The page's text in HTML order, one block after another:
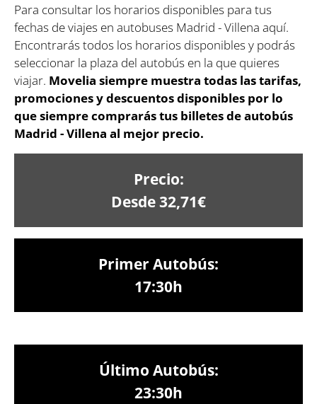
Para consultar los horarios disponibles para tus
fechas de viajes en autobuses Madrid - Villena aquí.
Encontrarás todos los horarios disponibles y podrás
seleccionar la plaza del autobús en la que quieres
viajar. Movelia siempre muestra todas las tarifas,
promociones y descuentos disponibles por lo
que siempre comprarás tus billetes de autobús
Madrid - Villena al mejor precio.
Precio:
Desde 32,71€
Primer Autobús:
17:30h
Último Autobús:
23:30h